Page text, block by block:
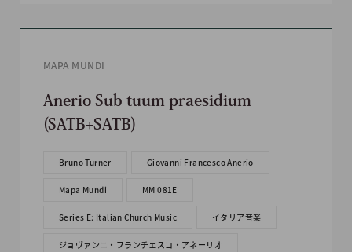
MAPA MUNDI
Anerio Sub tuum praesidium
(SATB+SATB)
Bruno Turner Giovanni Francesco Anerio
Mapa Mundi MM 081E
Series E: Italian Church Music イタリア音楽
ジョヴァンニ・フランチェスコ・アネーリオ